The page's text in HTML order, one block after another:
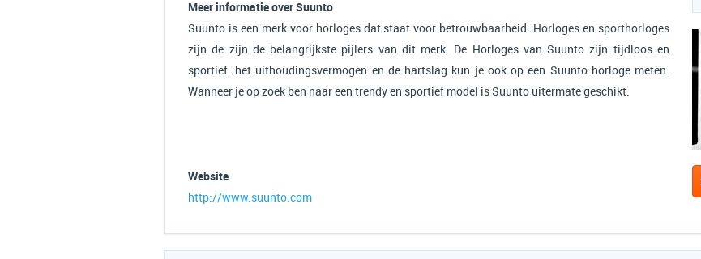
Meer informatie over Suunto
Suunto is een merk voor horloges dat staat voor betrouwbaarheid. Horloges en sporthorloges
zijn de zijn de belangrijkste pijlers van dit merk. De Horloges van Suunto zijn tijdloos en
sportief. het uithoudingsvermogen en de hartslag kun je ook op een Suunto horloge meten.
Wanneer je op zoek ben naar een trendy en sportief model is Suunto uitermate geschikt.
Website
http://www.suunto.com